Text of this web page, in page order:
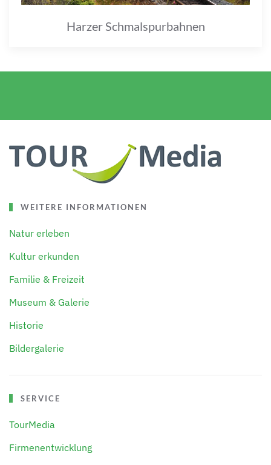
Harzer Schmalspurbahnen
WEITERE INFORMATIONEN
Natur erleben
Kultur erkunden
Familie & Freizeit
Museum & Galerie
Historie
Bildergalerie
SERVICE
TourMedia
Firmenentwicklung